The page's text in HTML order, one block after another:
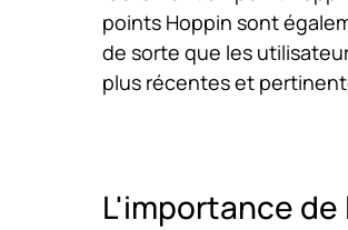
points Hoppin sont
de sorte que les
plus récentes et
L'importance